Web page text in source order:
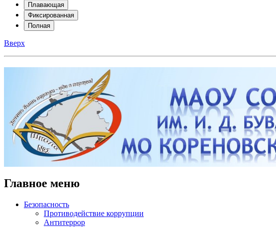
Плавающая
Фиксированная
Полная
Вверх
Главное меню
Безопасность
Противодействие коррупции
Антитеррор